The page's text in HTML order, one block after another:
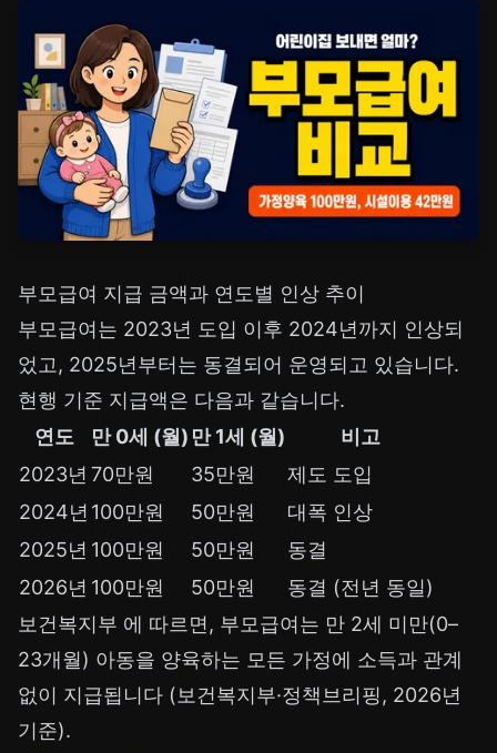
부모급여 지급 금액과 연도별 인상 추이
부모급여는 2023년 도입 이후 2024년까지 인상되
었고, 2025년부터는 동결되어 운영되고 있습니다.
현행 기준 지급액은 다음과 같습니다.
연도
만 0세 (월) 만 1세 (월)
비고
2023년 70만원 35만원
제도 도입
2024년 100만원 50만원
대폭 인상
2025년 100만원 50만원
동결
2026년 100만원 50만원
동결 (전년 동일)
보건복지부 에 따르면, 부모급여는 만 2세 미만(0–
23개월) 아동을 양육하는 모든 가정에 소득과 관계
없이 지급됩니다 (보건복지부·정책브리핑, 2026년
기준).